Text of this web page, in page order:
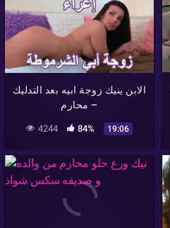
الابن ينيك زوجة ابيه بعد التدليك
– محارم
4244 84% 19:06